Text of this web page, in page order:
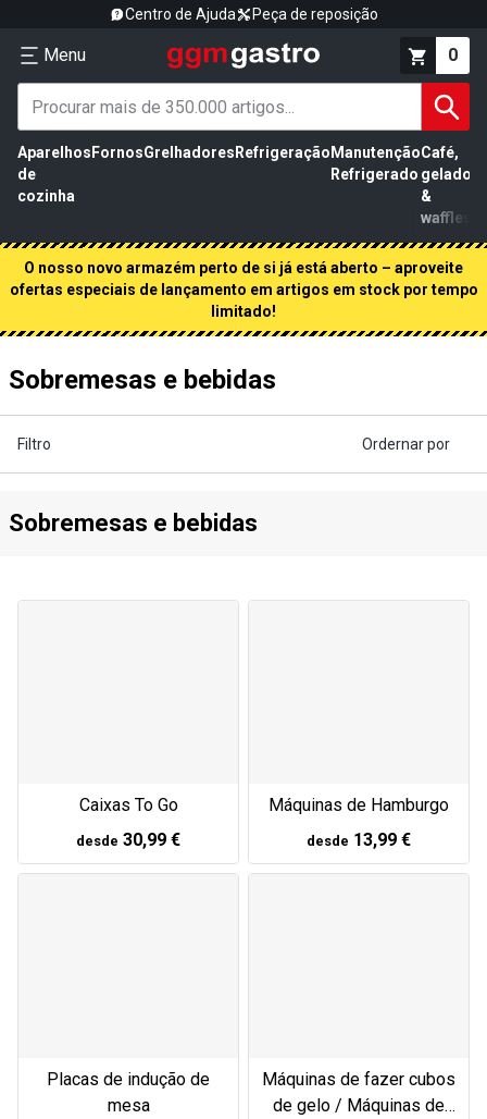
Centro de Ajuda Peça de reposição
Menu 0
Aparelhos
de
cozinha
FornosGrelhadores Refrigeração Manutenção
Refrigerado
Café,
gelados
&
waffles
O nosso novo armazém perto de si já está aberto – aproveite
ofertas especiais de lançamento em artigos em stock por tempo
limitado!
Sobremesas e bebidas
Filtro Ordernar por
Sobremesas e bebidas
Caixas To Go
desde 30,99 €
Máquinas de Hamburgo
desde 13,99 €
Placas de indução de
mesa
Máquinas de fazer cubos
de gelo / Máquinas de